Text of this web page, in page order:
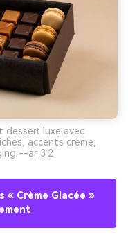
luxe avec
accents crème,
--ar 3:2
« Crème Glacée »